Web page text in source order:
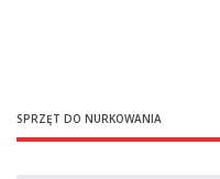
SPRZĘT DO NURKOWANIA